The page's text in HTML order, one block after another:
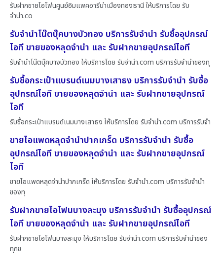
รับฝากขายไอโฟนศูนย์อิมแพคอารีน่าเมืองทองธานี ให้บริการโดย รับ
จํานํา.co
รับจำนำโน๊ตบุ๊คบางบัวทอง บริการรับจำนำ รับซื้ออุปกรณ์
ไอที ขายของหลุดจำนำ และ รับฝากขายอุปกรณ์ไอที
รับจำนำโน๊ตบุ๊คบางบัวทอง ให้บริการโดย รับจํานํา.com บริการรับจำนำของทุ
รับซื้อกระเป๋าแบรนด์เนมบางเสาธง บริการรับจำนำ รับซื้อ
อุปกรณ์ไอที ขายของหลุดจำนำ และ รับฝากขายอุปกรณ์
ไอที
รับซื้อกระเป๋าแบรนด์เนมบางเสาธง ให้บริการโดย รับจํานํา.com บริการรับจำ
ขายไอแพดหลุดจำนำปากเกร็ด บริการรับจำนำ รับซื้อ
อุปกรณ์ไอที ขายของหลุดจำนำ และ รับฝากขายอุปกรณ์
ไอที
ขายไอแพดหลุดจำนำปากเกร็ด ให้บริการโดย รับจํานํา.com บริการรับจำนำ
ของทุ
รับฝากขายไอโฟนบางละมุง บริการรับจำนำ รับซื้ออุปกรณ์
ไอที ขายของหลุดจำนำ และ รับฝากขายอุปกรณ์ไอที
รับฝากขายไอโฟนบางละมุง ให้บริการโดย รับจํานํา.com บริการรับจำนำของ
ทุกช